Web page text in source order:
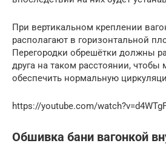
При вертикальном креплении
располагают в горизонтальной
Перегородки обрешётки должны
друга на таком расстоянии,
обеспечить нормальную
https://youtube.com/
Обшивка бани вагонкой